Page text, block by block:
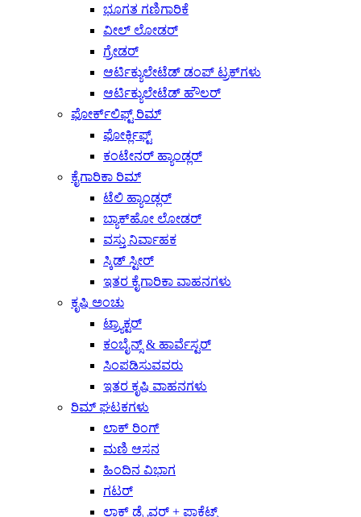
ಭೂಗತ ಗಣಿಗಾರಿಕೆ
ವೀಲ್ ಲೋಡರ್
ಗ್ರೇಡರ್
ಆರ್ಟಿಕ್ಯುಲೇಟೆಡ್ ಡಂಪ್ ಟ್ರಕ್‌ಗಳು
ಆರ್ಟಿಕ್ಯುಲೇಟೆಡ್ ಹೌಲರ್
ಫೋರ್ಕ್‌ಲಿಫ್ಟ್ ರಿಮ್
ಫೋರ್ಕ್ಲಿಫ್ಟ್
ಕಂಟೇನರ್ ಹ್ಯಾಂಡ್ಲರ್
ಕೈಗಾರಿಕಾ ರಿಮ್
ಟೆಲಿ ಹ್ಯಾಂಡ್ಲರ್
ಬ್ಯಾಕ್‌ಹೋ ಲೋಡರ್
ವಸ್ತು ನಿರ್ವಾಹಕ
ಸ್ಕಿಡ್ ಸ್ಟೀರ್
ಇತರ ಕೈಗಾರಿಕಾ ವಾಹನಗಳು
ಕೃಷಿ ಅಂಚು
ಟ್ರ್ಯಾಕ್ಟರ್
ಕಂಬೈನ್ಸ್ & ಹಾರ್ವೆಸ್ಟರ್
ಸಿಂಪಡಿಸುವವರು
ಇತರ ಕೃಷಿ ವಾಹನಗಳು
ರಿಮ್ ಘಟಕಗಳು
ಲಾಕ್ ರಿಂಗ್
ಮಣಿ ಆಸನ
ಹಿಂದಿನ ವಿಭಾಗ
ಗಟರ್
ಲಾಕ್ ಡ್ರೈವರ್ + ಪಾಕೆಟ್ಸ್